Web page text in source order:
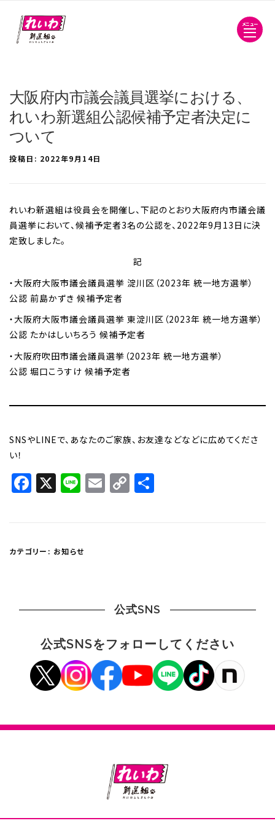
メニュー
大阪府内市議会議員選挙における、
れいわ新選組公認候補予定者決定に
ついて
投稿日: 2022年9月14日
れいわ新選組は役員会を開催し、下記のとおり大阪府内市議会議
員選挙において、候補予定者3名の公認を、2022年9月13日に決
定致しました。
記
・大阪府大阪市議会議員選挙 淀川区（2023年 統一地方選挙）
公認 前島かずき 候補予定者
・大阪府大阪市議会議員選挙 東淀川区（2023年 統一地方選挙）
公認 たかはしいちろう 候補予定者
・大阪府吹田市議会議員選挙（2023年 統一地方選挙）
公認 堀口こうすけ 候補予定者
SNSやLINEで、あなたのご家族、お友達などなどに広めてくださ
い！
Facebook
X LineEmail
Copy
Link
カテゴリー: お知らせ
公式SNS
公式SNSをフォローしてください